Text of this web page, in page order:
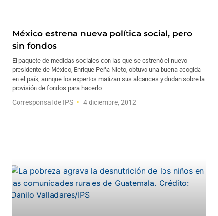
México estrena nueva política social, pero
sin fondos
El paquete de medidas sociales con las que se estrenó el nuevo
presidente de México, Enrique Peña Nieto, obtuvo una buena acogida
en el país, aunque los expertos matizan sus alcances y dudan sobre la
provisión de fondos para hacerlo
Corresponsal de IPS 4 diciembre, 2012